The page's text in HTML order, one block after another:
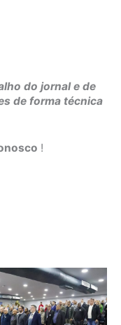
do jornal e de
de forma técnica
!